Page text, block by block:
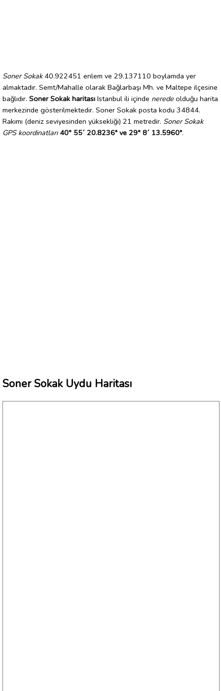
Soner Sokak40.922451 enlem ve 29.137110 boylamda yer
almaktadır. Semt/Mahalle olarak Bağlarbaşı Mh. ve Maltepe ilçesine
bağlıdır. Soner Sokak haritası Istanbul ili içinde nerede olduğu harita
merkezinde gösterilmektedir. Soner Sokak posta kodu 34844.
Rakımı (deniz seviyesinden yüksekliği) 21 metredir. Soner Sokak
GPS koordinatları 40° 55´ 20.8236" ve 29° 8´ 13.5960".
Soner Sokak Uydu Haritası